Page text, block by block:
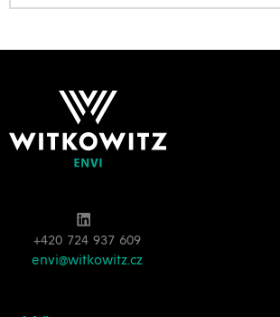
+420 724 937 609
envi@witkowitz.cz